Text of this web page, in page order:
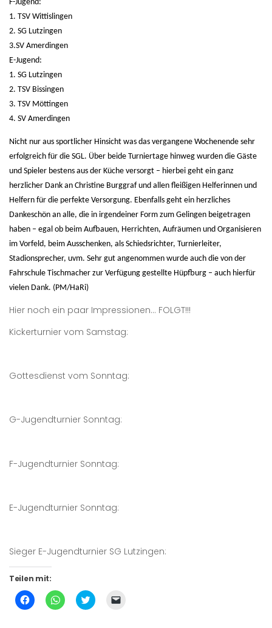
F-Jugend:
1. TSV Wittislingen
2. SG Lutzingen
3.SV Amerdingen
E-Jugend:
1. SG Lutzingen
2. TSV Bissingen
3. TSV Möttingen
4. SV Amerdingen
Nicht nur aus sportlicher Hinsicht was das vergangene Wochenende sehr
erfolgreich für die SGL. Über beide Turniertage hinweg wurden die Gäste
und Spieler bestens aus der Küche versorgt – hierbei geht ein ganz
herzlicher Dank an Christine Burggraf und allen fleißigen Helferinnen und
Helfern für die perfekte Versorgung. Ebenfalls geht ein herzliches
Dankeschön an alle, die in irgendeiner Form zum Gelingen beigetragen
haben – egal ob beim Aufbauen, Herrichten, Aufräumen und Organisieren
im Vorfeld, beim Ausschenken, als Schiedsrichter, Turnierleiter,
Stadionsprecher, uvm. Sehr gut angenommen wurde auch die von der
Fahrschule Tischmacher zur Verfügung gestellte Hüpfburg – auch hierfür
vielen Dank. (PM/HaRi)
Hier noch ein paar Impressionen… FOLGT!!!
Kickerturnier vom Samstag:
Gottesdienst vom Sonntag:
G-Jugendturnier Sonntag:
F-Jugendturnier Sonntag:
E-Jugendturnier Sonntag:
Sieger E-Jugendturnier SG Lutzingen:
Teilen mit:
Klick,
um
Klicken,
um
Klick,
um